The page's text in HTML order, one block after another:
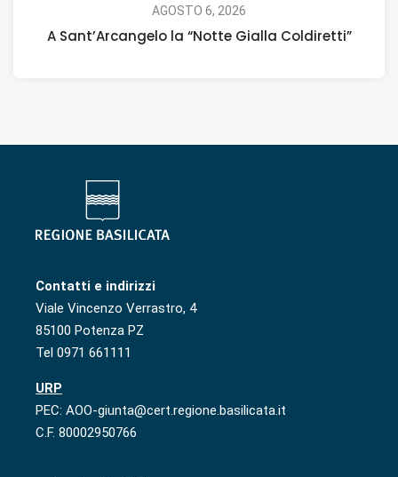
AGOSTO 6, 2026
A Sant’Arcangelo la “Notte Gialla Coldiretti”
Contatti e indirizzi
Viale Vincenzo Verrastro, 4
85100 Potenza PZ
Tel 0971 661111
URP
PEC: AOO-giunta@cert.regione.basilicata.it
C.F. 80002950766